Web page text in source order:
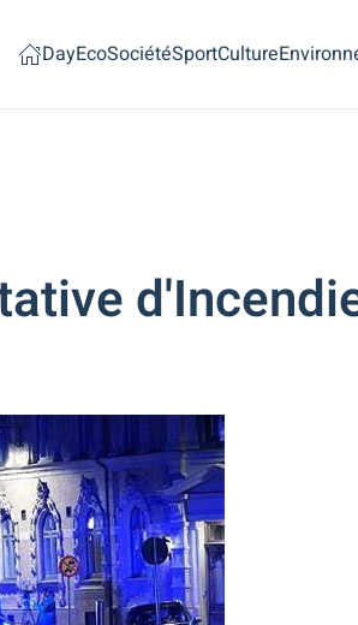
DayEcoSociétéSportCulture